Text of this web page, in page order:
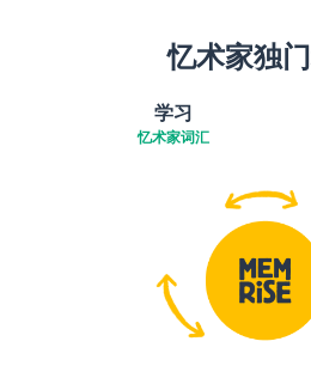
忆术家独
学习
忆术家词汇